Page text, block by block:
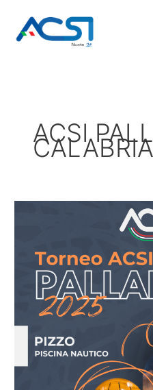
contenuto
ACSI
CALABRIA